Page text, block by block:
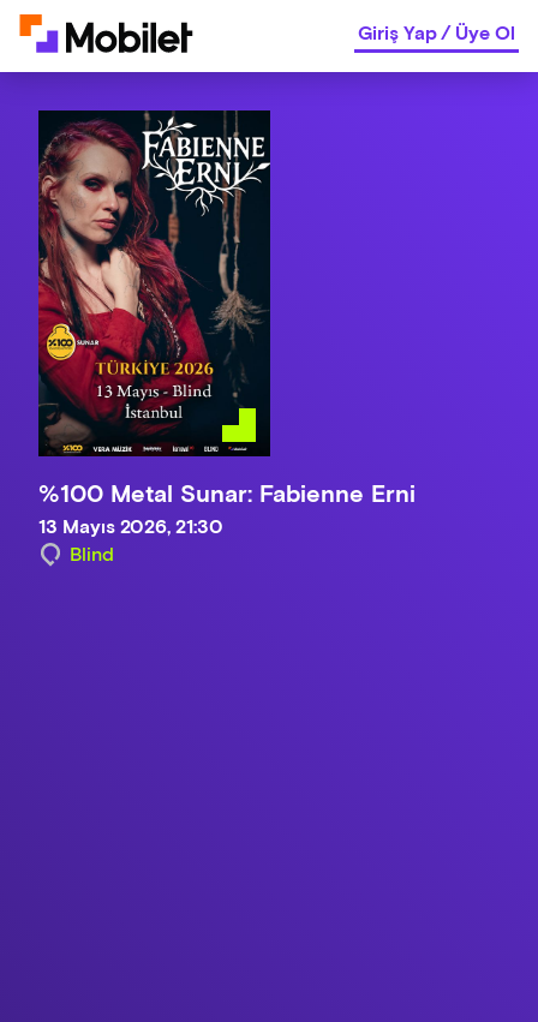
Giriş Yap/Üye Ol
%100 Metal Sunar: Fabienne Erni
13 Mayıs 2026, 21:30
Blind